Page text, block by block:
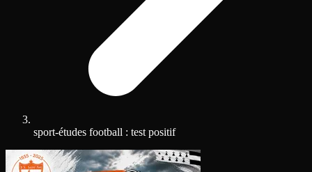
sport-études football : test positif